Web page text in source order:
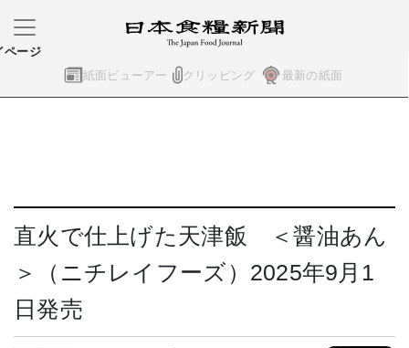
紙面ビューアー クリッピング 最新の紙面
ページ
直火で仕上げた天津飯 ＜醤油あん
＞（ニチレイフーズ）2025年9月1
日発売